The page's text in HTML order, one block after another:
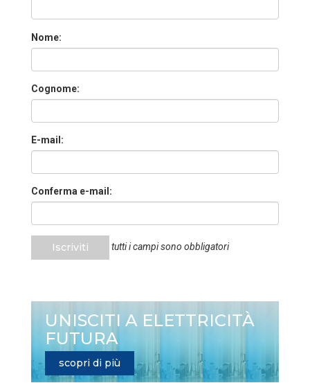
Nome:
Cognome:
E-mail:
Conferma e-mail:
Iscriviti tutti i campi sono obbligatori
UNISCITI A ELETTRICITÀ
FUTURA
scopri di più